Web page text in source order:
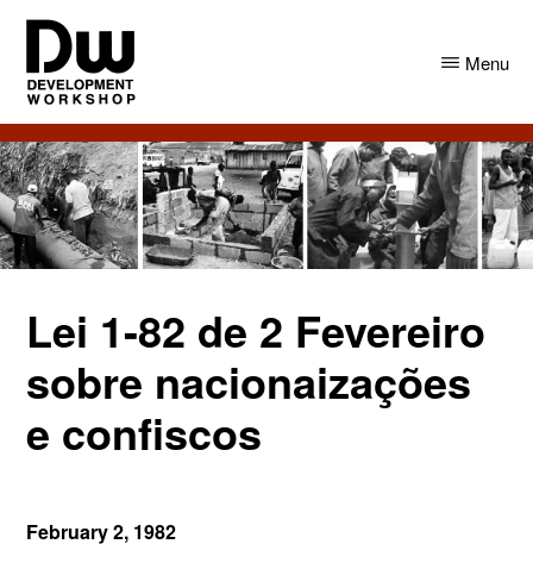
Skip
main
content
Skip
primary
sidebar
DW
Angola
Development
Workshop
Angola
Menu
Lei 1-82 de 2 Fevereiro
sobre nacionaizações
e confiscos
February 2, 1982